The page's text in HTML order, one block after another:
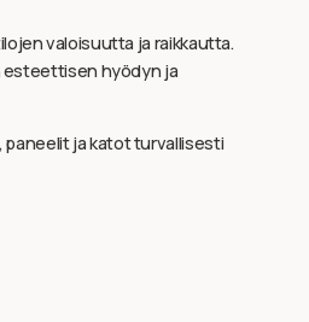
valoisuutta ja raikkautta.
esteettisen hyödyn ja
paneelit ja katot turvallisesti